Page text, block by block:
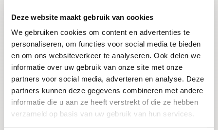
Deze website maakt gebruik van cookies
We gebruiken cookies om content en advertenties te
personaliseren, om functies voor social media te bieden
en om ons websiteverkeer te analyseren. Ook delen we
informatie over uw gebruik van onze site met onze
partners voor social media, adverteren en analyse. Deze
partners kunnen deze gegevens combineren met andere
informatie die u aan ze heeft verstrekt of die ze hebben
verzameld op basis van uw gebruik van hun services.
Blijf op de hoogte
Ontvang het laatste wijnnieuws, proeverijen en
evenementen
E-mailadres
Aanmelden